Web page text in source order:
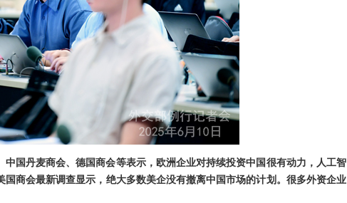
国丹麦商会、德国商会等表示，欧洲企业对持续投资中国很有动力，人工智
商会最新调查显示，绝大多数美企没有撤离中国市场的计划。很多外资企业